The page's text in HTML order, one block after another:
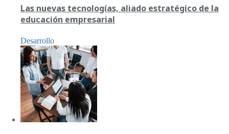
Las nuevas tecnologías, aliado estratégico de la
educación empresarial
Desarrollo